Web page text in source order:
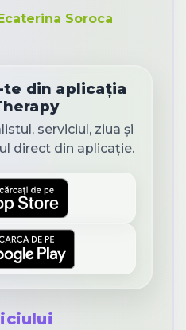
Ecaterina Soroca
te din aplicația
serviciul, ziua și
direct din aplicație.